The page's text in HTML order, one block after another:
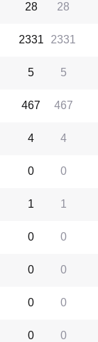
28
28
2331
2331
5
5
467
467
4
4
0
0
1
1
0
0
0
0
0
0
0
0